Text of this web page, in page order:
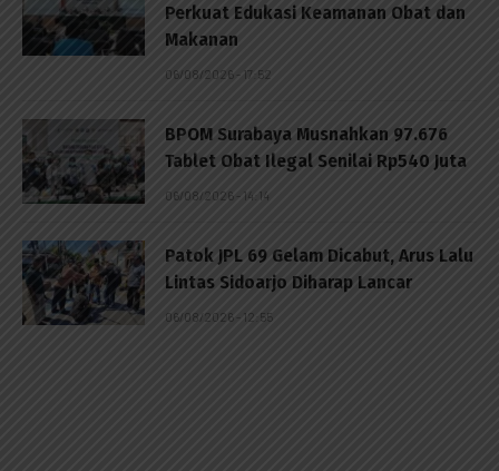
Perkuat Edukasi Keamanan Obat dan
Makanan
06/08/2026 - 17:52
BPOM Surabaya Musnahkan 97.676
Tablet Obat Ilegal Senilai Rp540 Juta
06/08/2026 - 14:14
Patok JPL 69 Gelam Dicabut, Arus Lalu
Lintas Sidoarjo Diharap Lancar
06/08/2026 - 12:55